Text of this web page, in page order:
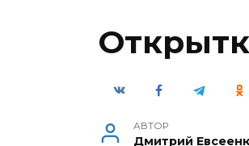
АВТОР
Дмитрий